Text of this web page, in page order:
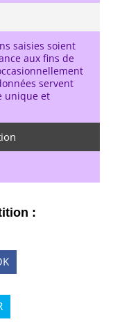
saisies soient
aux fins de
servent
unique et
: